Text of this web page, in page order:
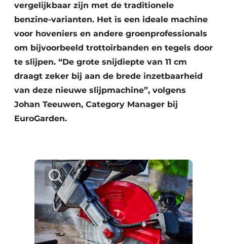
vergelijkbaar zijn met de traditionele
benzine-varianten. Het is een ideale machine
voor hoveniers en andere groenprofessionals
om bijvoorbeeld trottoirbanden en tegels door
te slijpen. “De grote snijdiepte van 11 cm
draagt zeker bij aan de brede inzetbaarheid
van deze nieuwe slijpmachine”, volgens
Johan Teeuwen, Category Manager bij
EuroGarden.